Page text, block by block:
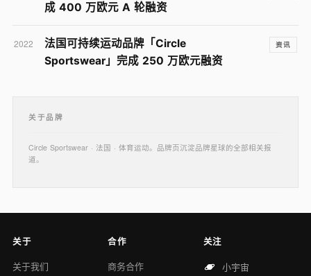
成 400 万欧元 A 轮融资
2022
法国可持续运动品牌「Circle
Sportswear」完成 250 万欧元融资
资讯
关于品牌
Circle Sportswear · 法国 · 体育运动。品牌页沉淀品牌星球的全部相关报
道。
关于
关于我们
合作
商务合作
关注
小宇宙